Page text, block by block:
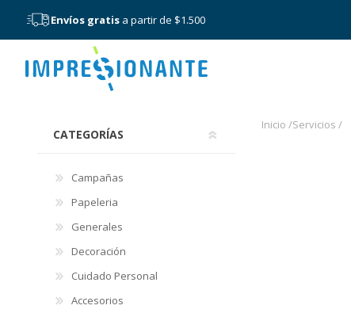
Envíos gratis a partir de $1.500
Menú
Inicio /Servicios /
CATEGORÍAS
Campañas
Papeleria
Generales
Decoración
Cuidado Personal
Accesorios